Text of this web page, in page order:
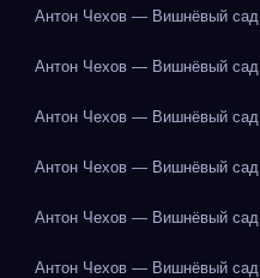
Антон Чехов — Вишнёвый сад
Антон Чехов — Вишнёвый сад
Антон Чехов — Вишнёвый сад
Антон Чехов — Вишнёвый сад
Антон Чехов — Вишнёвый сад
Антон Чехов — Вишнёвый сад